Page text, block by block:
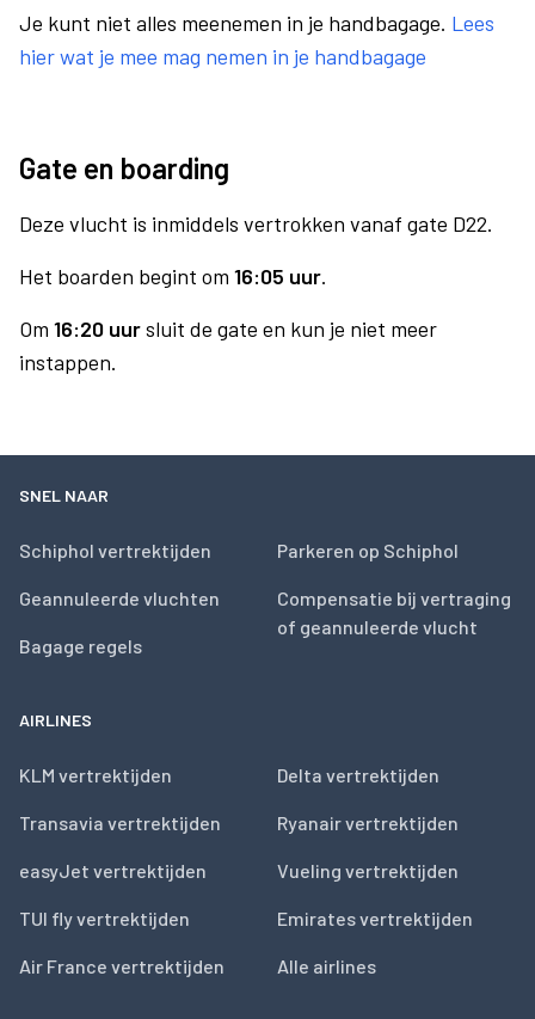
Je kunt niet alles meenemen in je handbagage. Lees
hier wat je mee mag nemen in je handbagage
Gate en boarding
Deze vlucht is inmiddels vertrokken vanaf gate D22.
Het boarden begint om 16:05 uur.
Om 16:20 uursluit de gate en kun je niet meer
instappen.
SNEL NAAR
Schiphol vertrektijden
Geannuleerde vluchten
Bagage regels
Parkeren op Schiphol
Compensatie bij vertraging
of geannuleerde vlucht
AIRLINES
KLM vertrektijden
Transavia vertrektijden
easyJet vertrektijden
TUI fly vertrektijden
Air France vertrektijden
Delta vertrektijden
Ryanair vertrektijden
Vueling vertrektijden
Emirates vertrektijden
Alle airlines